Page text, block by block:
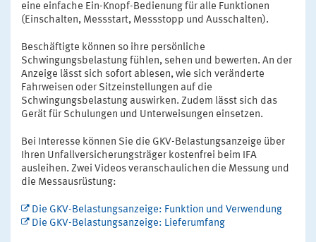
eine einfache Ein-Knopf-Bedienung für alle Funktionen
(Einschalten, Messstart, Messstopp und Ausschalten).
Beschäftigte können so ihre persönliche
Schwingungsbelastung fühlen, sehen und bewerten. An der
Anzeige lässt sich sofort ablesen, wie sich veränderte
Fahrweisen oder Sitzeinstellungen auf die
Schwingungsbelastung auswirken. Zudem lässt sich das
Gerät für Schulungen und Unterweisungen einsetzen.
Bei Interesse können Sie die GKV-Belastungsanzeige über
Ihren Unfallversicherungsträger kostenfrei beim IFA
ausleihen. Zwei Videos veranschaulichen die Messung und
die Messausrüstung:
Die GKV-Belastungsanzeige: Funktion und Verwendung
Die GKV-Belastungsanzeige: Lieferumfang